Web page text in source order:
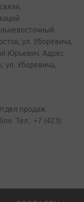
ул. Уборевича,
Юрьевич. Адрес
ул. Уборевича,
продаж
Тел.: +7 (423)